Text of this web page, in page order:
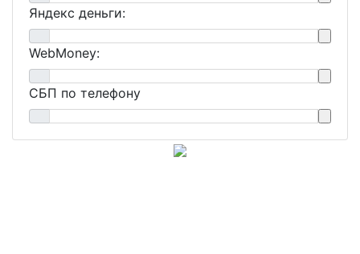
Яндекс деньги:
WebMoney:
СБП по телефону